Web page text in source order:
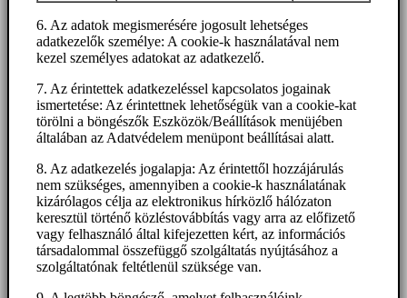
6. Az adatok megismerésére jogosult lehetséges
adatkezelők személye: A cookie-k használatával nem
kezel személyes adatokat az adatkezelő.
7. Az érintettek adatkezeléssel kapcsolatos jogainak
ismertetése: Az érintettnek lehetőségük van a cookie-kat
törölni a böngészők Eszközök/Beállítások menüjében
általában az Adatvédelem menüpont beállításai alatt.
8. Az adatkezelés jogalapja: Az érintettől hozzájárulás
nem szükséges, amennyiben a cookie-k használatának
kizárólagos célja az elektronikus hírközlő hálózaton
keresztül történő közléstovábbítás vagy arra az előfizető
vagy felhasználó által kifejezetten kért, az információs
társadalommal összefüggő szolgáltatás nyújtásához a
szolgáltatónak feltétlenül szüksége van.